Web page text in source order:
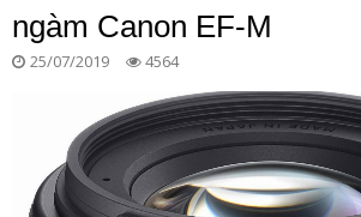
ngàm Canon EF-M
25/07/2019 4564